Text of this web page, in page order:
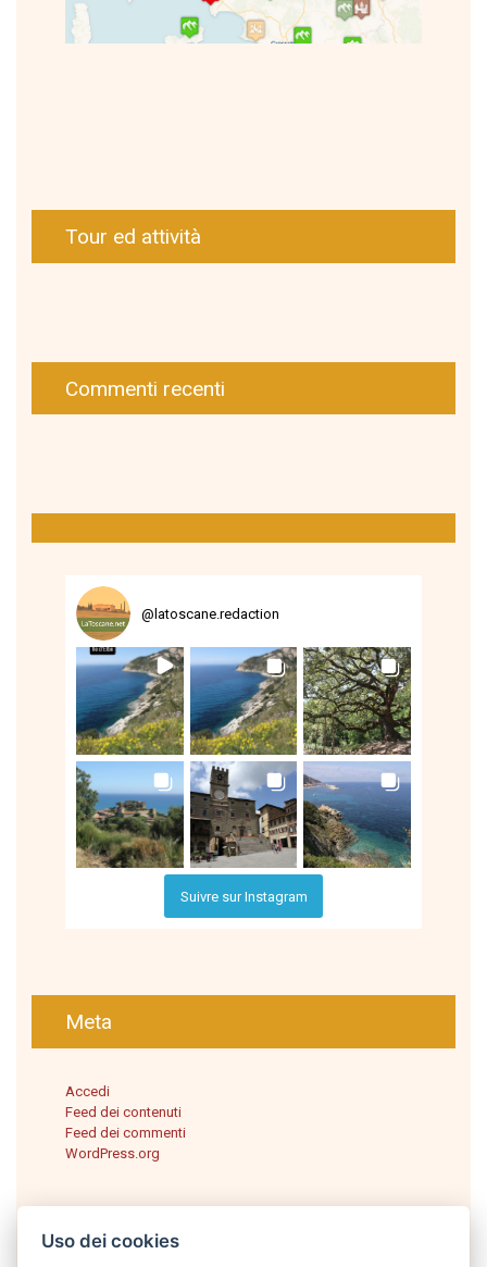
Tour ed attività
Commenti recenti
@latoscane.redaction
Suivre sur Instagram
Meta
Accedi
Feed dei contenuti
Feed dei commenti
WordPress.org
Uso dei cookies